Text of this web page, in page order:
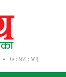
७ : ४८ : ५०